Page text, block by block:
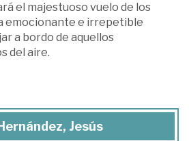
el majestuoso vuelo de los
emocionante e irrepetible
a bordo de aquellos
del aire.
Jesús